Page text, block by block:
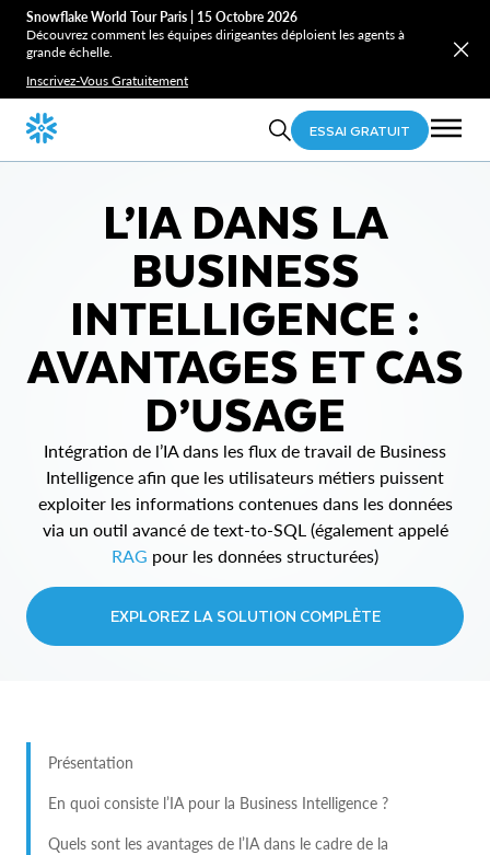
Snowflake World Tour Paris | 15 Octobre 2026
Découvrez comment les équipes dirigeantes déploient les agents à
grande échelle.
Inscrivez-Vous Gratuitement
ESSAI GRATUIT
L’IA DANS LA
BUSINESS
INTELLIGENCE :
AVANTAGES ET CAS
D’USAGE
Intégration de l’IA dans les flux de travail de Business
Intelligence afin que les utilisateurs métiers puissent
exploiter les informations contenues dans les données
via un outil avancé de text-to-SQL (également appelé
RAG pour les données structurées)
EXPLOREZ LA SOLUTION COMPLÈTE
Présentation
En quoi consiste l’IA pour la Business Intelligence ?
Quels sont les avantages de l’IA dans le cadre de la